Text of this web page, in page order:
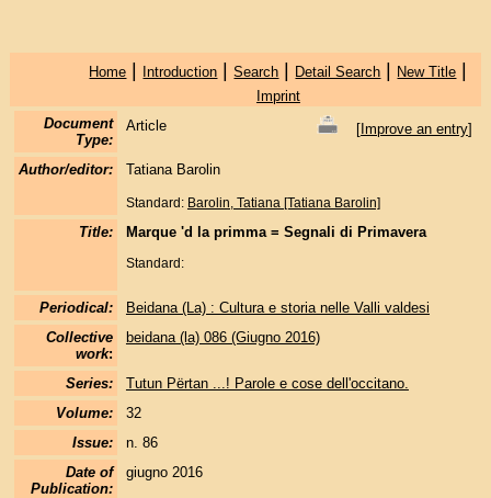
Home | Introduction |Search | Detail Search | New Title |
Imprint
Document
Type:
Article [Improve an entry]
Author/editor: Tatiana Barolin
Standard: Barolin, Tatiana [Tatiana Barolin]
Title: Marque 'd la primma = Segnali di Primavera
Standard:
Periodical:
Beidana (La) : Cultura e storia nelle Valli valdesi
Collective
work:
beidana (la) 086 (Giugno 2016)
Series:
Tutun Përtan ...! Parole e cose dell'occitano.
Volume:
32
Issue:
n. 86
Date of
Publication:
giugno 2016